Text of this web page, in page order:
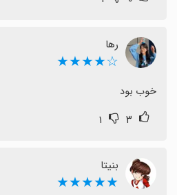
رها
☆★★★★
خوب بود
۳ ۱
بنیتا
★★★★★